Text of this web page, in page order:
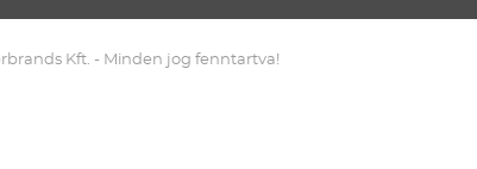
Kft. - Minden jog fenntartva!